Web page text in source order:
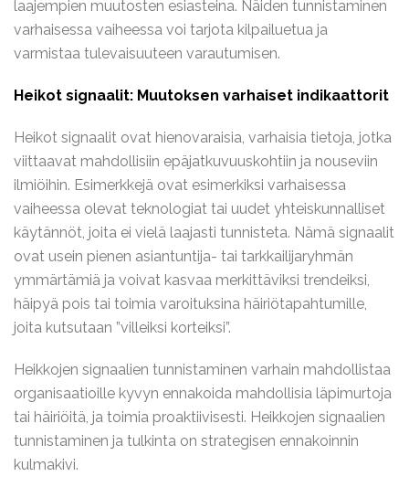
laajempien muutosten esiasteina. Näiden tunnistaminen
varhaisessa vaiheessa voi tarjota kilpailuetua ja
varmistaa tulevaisuuteen varautumisen.
Heikot signaalit: Muutoksen varhaiset indikaattorit
Heikot signaalit ovat hienovaraisia, varhaisia tietoja, jotka
viittaavat mahdollisiin epäjatkuvuuskohtiin ja nouseviin
ilmiöihin. Esimerkkejä ovat esimerkiksi varhaisessa
vaiheessa olevat teknologiat tai uudet yhteiskunnalliset
käytännöt, joita ei vielä laajasti tunnisteta. Nämä signaalit
ovat usein pienen asiantuntija- tai tarkkailijaryhmän
ymmärtämiä ja voivat kasvaa merkittäviksi trendeiksi,
häipyä pois tai toimia varoituksina häiriötapahtumille,
joita kutsutaan ”villeiksi korteiksi”.
Heikkojen signaalien tunnistaminen varhain mahdollistaa
organisaatioille kyvyn ennakoida mahdollisia läpimurtoja
tai häiriöitä, ja toimia proaktiivisesti. Heikkojen signaalien
tunnistaminen ja tulkinta on strategisen ennakoinnin
kulmakivi.